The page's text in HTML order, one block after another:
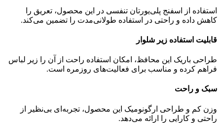
استفاده از اسفنج پلی‌یورتان تنفسی در این محصول، تعریق را
کاهش داده و راحتی در استفاده طولانی‌مدت را تضمین می‌کند.
قابلیت استفاده زیر شلوار
طراحی باریک این محافظ، امکان استفاده راحت از آن را زیر لباس
فراهم کرده و مناسب برای فعالیت‌های روزمره است.
سبک و راحت
وزن کم و طراحی ارگونومیک این محصول، تجربه‌ای بی‌نظیر از
راحتی و کارایی را ارائه می‌دهد.